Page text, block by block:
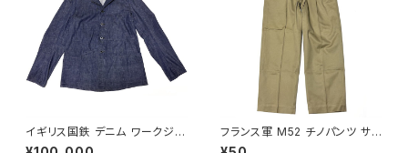
イギリス国鉄 デニム ワークジャ
ケット British Railways Over
フランス軍 M52 チノパンツ サイ
ズ 22 French Army Chino P